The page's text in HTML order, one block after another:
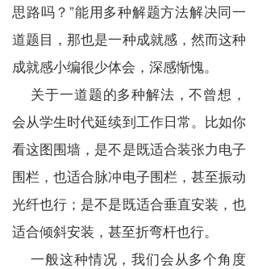
思路吗？”能用多种解题方法解决同一
道题目，那也是一种成就感，然而这种
成就感小编很少体会，深感惭愧。
关于一道题的多种解法，不曾想，
会从学生时代延续到工作日常。比如你
看这图围墙，是不是既适合装张力电子
围栏，也适合脉冲电子围栏，甚至振动
光纤也行；是不是既适合垂直安装，也
适合倾斜安装，甚至折弯杆也行。
一般这种情况，我们会从多个角度